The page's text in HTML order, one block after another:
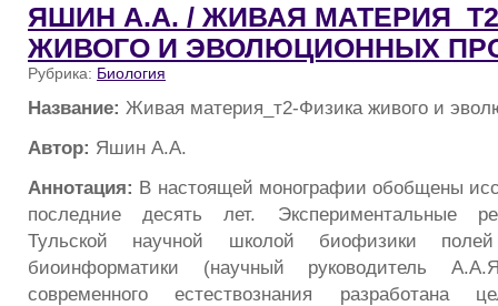
ЯШИН А.А. / ЖИВАЯ
ЖИВОГО И ЭВОЛЮЦИОННЫХ
Рубрика: Биология
Название: Живая материя_т2-Физика живого и
Автор: Яшин А.А.
Аннотация: В настоящей монографии обобщены
последние десять лет. Экспериментальные
Тульской научной школой биофизики
биоинформатики (научный руководитель
современного естествознания разработана